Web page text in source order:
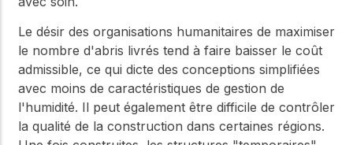
Le désir des organisations humanitaires de maximiser
le nombre d'abris livrés tend à faire baisser le coût
admissible, ce qui dicte des conceptions simplifiées
avec moins de caractéristiques de gestion de
l'humidité. Il peut également être difficile de contrôler
la qualité de la construction dans certaines régions.